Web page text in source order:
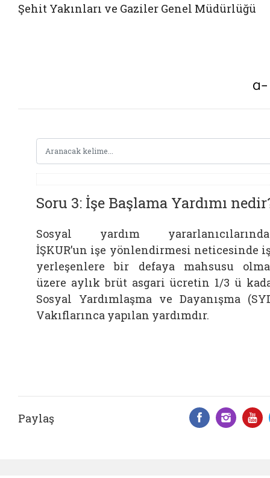
Şehit Yakınları ve Gaziler Genel Müdürlüğü
Soru 3: İşe Başlama Yardımı
Sosyal yardım
İŞKUR’un işe yönlendirmesi neticesinde
yerleşenlere bir defaya mahsusu
üzere aylık brüt asgari ücretin 1/3 ü
Sosyal Yardımlaşma ve Dayanışma
Vakıflarınca yapılan yardımdır.
Paylaş